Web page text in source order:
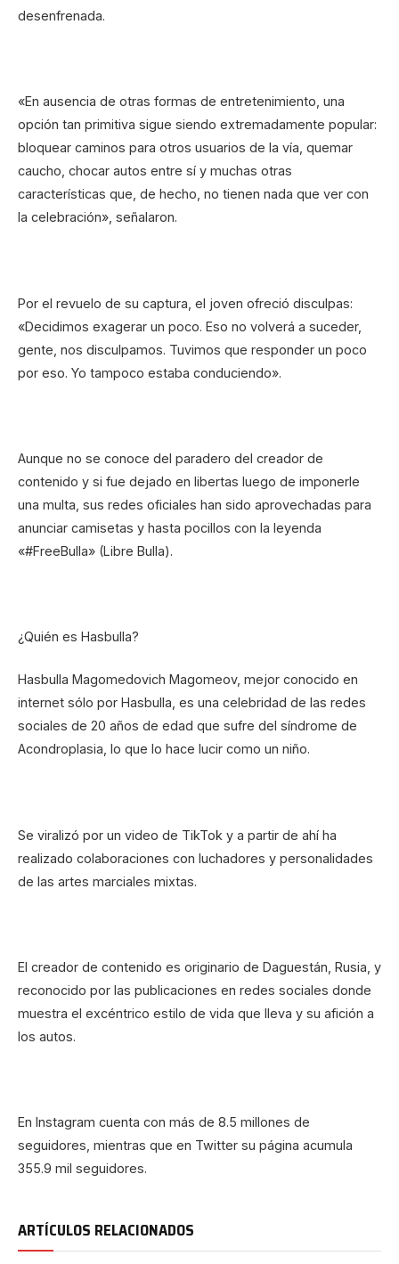
desenfrenada.
«En ausencia de otras formas de entretenimiento, una
opción tan primitiva sigue siendo extremadamente popular:
bloquear caminos para otros usuarios de la vía, quemar
caucho, chocar autos entre sí y muchas otras
características que, de hecho, no tienen nada que ver con
la celebración», señalaron.
Por el revuelo de su captura, el joven ofreció disculpas:
«Decidimos exagerar un poco. Eso no volverá a suceder,
gente, nos disculpamos. Tuvimos que responder un poco
por eso. Yo tampoco estaba conduciendo».
Aunque no se conoce del paradero del creador de
contenido y si fue dejado en libertas luego de imponerle
una multa, sus redes oficiales han sido aprovechadas para
anunciar camisetas y hasta pocillos con la leyenda
«#FreeBulla» (Libre Bulla).
¿Quién es Hasbulla?
Hasbulla Magomedovich Magomeov, mejor conocido en
internet sólo por Hasbulla, es una celebridad de las redes
sociales de 20 años de edad que sufre del síndrome de
Acondroplasia, lo que lo hace lucir como un niño.
Se viralizó por un video de TikTok y a partir de ahí ha
realizado colaboraciones con luchadores y personalidades
de las artes marciales mixtas.
El creador de contenido es originario de Daguestán, Rusia, y
reconocido por las publicaciones en redes sociales donde
muestra el excéntrico estilo de vida que lleva y su afición a
los autos.
En Instagram cuenta con más de 8.5 millones de
seguidores, mientras que en Twitter su página acumula
355.9 mil seguidores.
ARTÍCULOS RELACIONADOS